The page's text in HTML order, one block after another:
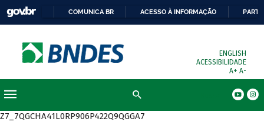
COMUNICA BR ACESSO À INFORMAÇÃO
ENGLISH
ACESSIBILIDADE
A+ A-
Z7_7QGCHA41L0RP906P422Q9QGGA7